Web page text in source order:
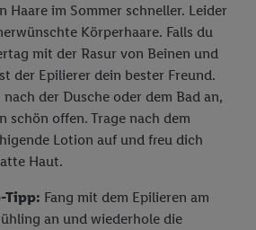
Haare im Sommer schneller. Leider
Körperhaare. Falls du
mit der Rasur von Beinen und
der Epilierer dein bester Freund.
der Dusche oder dem Bad an,
schön offen. Trage nach dem
Lotion auf und freu dich
Haut.
Tipp: Fang mit dem Epilieren am
an und wiederhole die